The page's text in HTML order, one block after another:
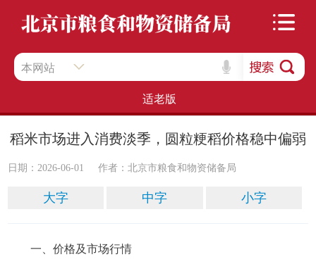
本网站
适老版
稻米市场进入消费淡季，圆粒粳稻价格稳中偏弱
日期：2026-06-01 作者：​北京市粮食和物资储备局
大字 中字 小字
一、价格及市场行情